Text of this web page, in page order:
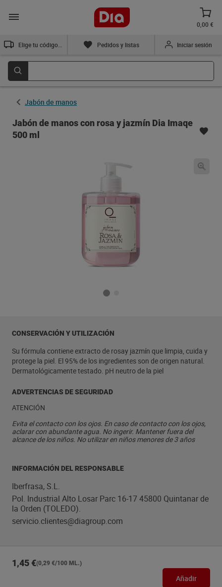
0,00 €
Pedidos y listas Iniciar sesión
Jabón de manos
Jabón de manos con rosa y jazmín Dia Imaqe
500 ml
CONSERVACIÓN Y UTILIZACIÓN
Su fórmula contiene extracto de rosay jazmín que limpia, cuida y
protege la piel. El 95% de los ingredientes son de origen natural.
Dermatológicamente testado. pH neutro de la piel
ADVERTENCIAS DE SEGURIDAD
ATENCIÓN
Evita el contacto con los ojos. En caso de contacto con los ojos,
aclarar con abundante agua. No ingerir. Mantener fuera del
alcance de los niños. No utilizar en niños menores de 3 años
INFORMACIÓN DEL RESPONSABLE
Iberfrasa, S.L.
Pol. Industrial Alto Losar Parc 16-17 45800 Quintanar de
la Orden (TOLEDO).
servicio.clientes@diagroup.com
1,45 €(0,29 €/100 ML.)
Añadir